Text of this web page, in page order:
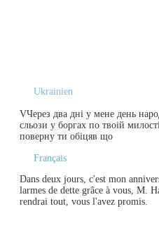
Ukrainien
VЧерез два дні у мене день
сльози у боргах по твоій
поверну ти обіцяв що
Français
Dans deux jours, c'est mon
larmes de dette grâce à vous, M.
rendrai tout, vous l'avez promis.